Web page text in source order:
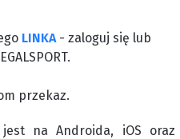
LINKA- zaloguj się lub
przekaz.
na Androida, iOS oraz